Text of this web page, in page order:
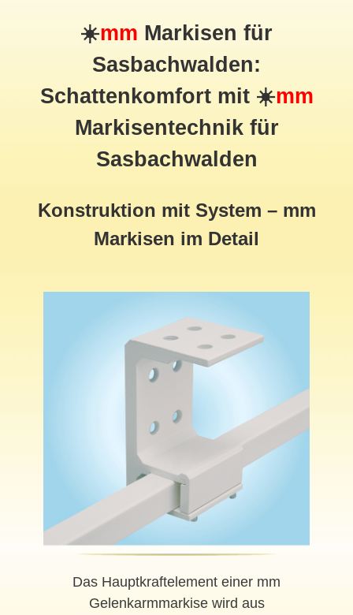
☀️mm Markisen für
Sasbachwalden:
Schattenkomfort mit ☀️mm
Markisentechnik für
Sasbachwalden
Konstruktion mit System – mm
Markisen im Detail
Das Hauptkraftelement einer mm
Gelenkarmmarkise wird aus